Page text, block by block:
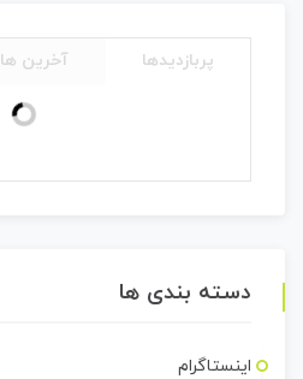
پربازدیدها آخرین ها
دسته بندی ها
اینستاگرام